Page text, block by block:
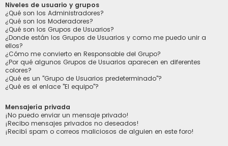
Niveles de usuario y grupos
¿Qué son los Administradores?
¿Qué son los Moderadores?
¿Qué son los Grupos de Usuarios?
¿Donde están los Grupos de Usuarios y como me puedo unir a
ellos?
¿Cómo me convierto en Responsable del Grupo?
¿Por qué algunos Grupos de Usuarios aparecen en diferentes
colores?
¿Qué es un "Grupo de Usuarios predeterminado"?
¿Qué es el enlace "El equipo"?
Mensajería privada
¡No puedo enviar un mensaje privado!
¡Recibo mensajes privados no deseados!
¡Recibí spam o correos maliciosos de alguien en este foro!